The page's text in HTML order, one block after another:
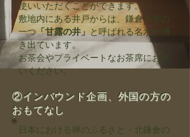
使いいただくことができます。
敷地内にある井戸からは、鎌倉十井の
一つ「甘露の井」 と呼ばれる名水が湧
き出ています。
お茶会やプライベートなお茶席にお使
いください。
②インバウンド企画、外国の方の
おもてなし
日本における禅のふるさと・北鎌倉の